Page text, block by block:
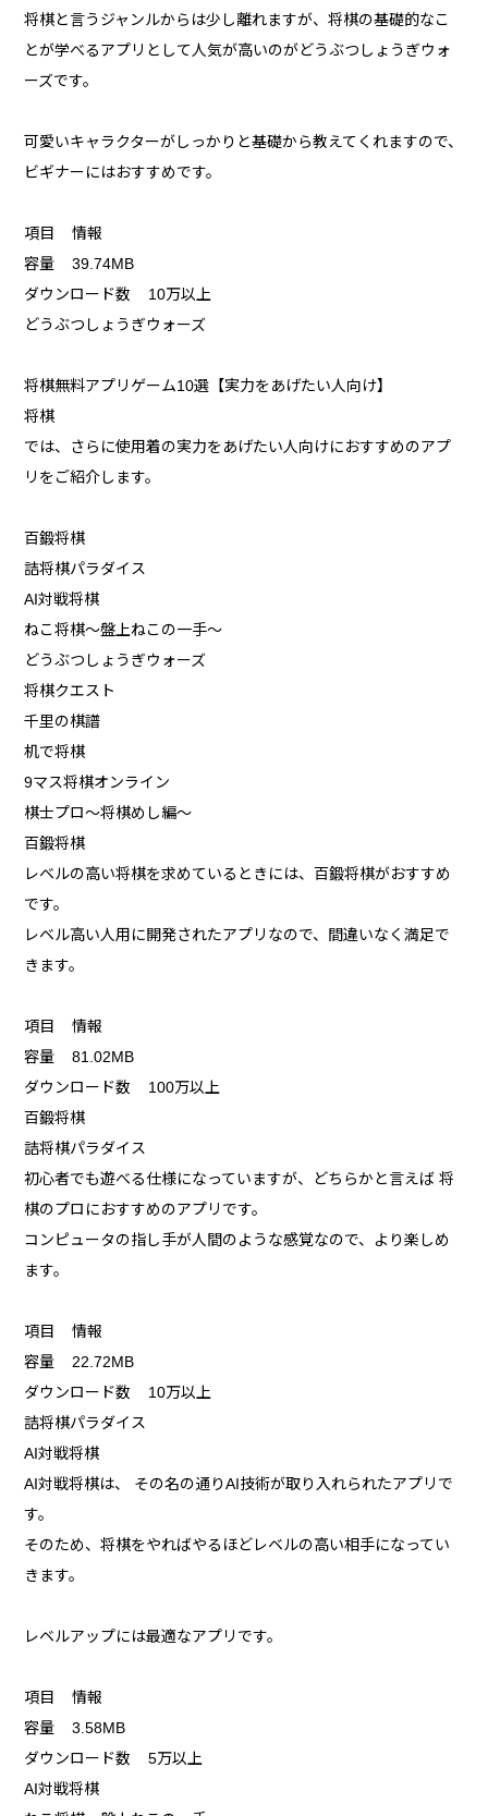
将棋と言うジャンルからは少し離れますが、将棋の基礎的なこ
とが学べるアプリとして人気が高いのがどうぶつしょうぎウォ
ーズです。
可愛いキャラクターがしっかりと基礎から教えてくれますので、
ビギナーにはおすすめです。
項目 情報
容量 39.74MB
ダウンロード数 10万以上
どうぶつしょうぎウォーズ
将棋無料アプリゲーム10選【実力をあげたい人向け】
将棋
では、さらに使用着の実力をあげたい人向けにおすすめのアプ
リをご紹介します。
百鍛将棋
詰将棋パラダイス
AI対戦将棋
ねこ将棋〜盤上ねこの一手〜
どうぶつしょうぎウォーズ
将棋クエスト
千里の棋譜
机で将棋
9マス将棋オンライン
棋士プロ〜将棋めし編〜
百鍛将棋
レベルの高い将棋を求めているときには、百鍛将棋がおすすめ
です。
レベル高い人用に開発されたアプリなので、間違いなく満足で
きます。
項目 情報
容量 81.02MB
ダウンロード数 100万以上
百鍛将棋
詰将棋パラダイス
初心者でも遊べる仕様になっていますが、どちらかと言えば 将
棋のプロにおすすめのアプリです。
コンピュータの指し手が人間のような感覚なので、より楽しめ
ます。
項目 情報
容量 22.72MB
ダウンロード数 10万以上
詰将棋パラダイス
AI対戦将棋
AI対戦将棋は、 その名の通りAI技術が取り入れられたアプリで
す。
そのため、将棋をやればやるほどレベルの高い相手になってい
きます。
レベルアップには最適なアプリです。
項目 情報
容量 3.58MB
ダウンロード数 5万以上
AI対戦将棋